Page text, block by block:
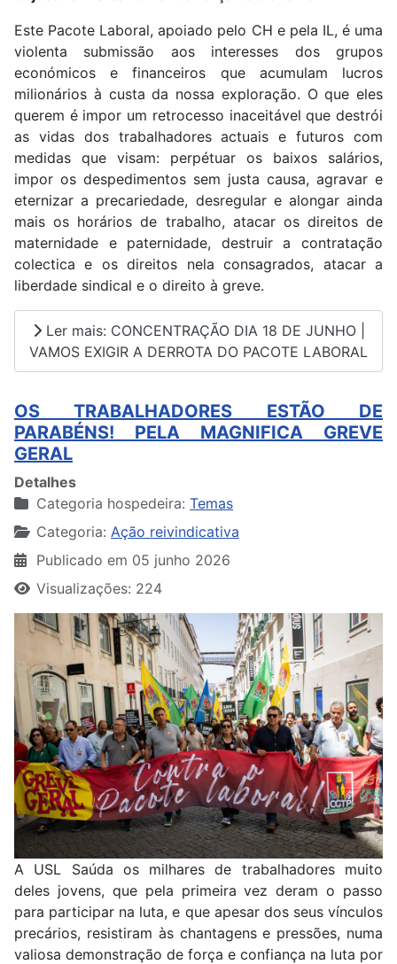
Este Pacote Laboral, apoiado pelo CH e pela IL, é uma
violenta submissão aos interesses dos grupos
económicos e financeiros que acumulam lucros
milionários à custa da nossa exploração. O que eles
querem é impor um retrocesso inaceitável que destrói
as vidas dos trabalhadores actuais e futuros com
medidas que visam: perpétuar os baixos salários,
impor os despedimentos sem justa causa, agravar e
eternizar a precariedade, desregular e alongar ainda
mais os horários de trabalho, atacar os direitos de
maternidade e paternidade, destruir a contratação
colectica e os direitos nela consagrados, atacar a
liberdade sindical e o direito à greve.
Ler mais: CONCENTRAÇÃO DIA 18 DE JUNHO |
VAMOS EXIGIR A DERROTA DO PACOTE LABORAL
OS TRABALHADORES ESTÃO DE
PARABÉNS! PELA MAGNIFICA GREVE
GERAL
Detalhes
Categoria hospedeira: Temas
Categoria: Ação reivindicativa
Publicado em 05 junho 2026
Visualizações: 224
A USL Saúda os milhares de trabalhadores muito
deles jovens, que pela primeira vez deram o passo
para participar na luta, e que apesar dos seus vínculos
precários, resistiram às chantagens e pressões, numa
valiosa demonstração de força e confiança na luta por